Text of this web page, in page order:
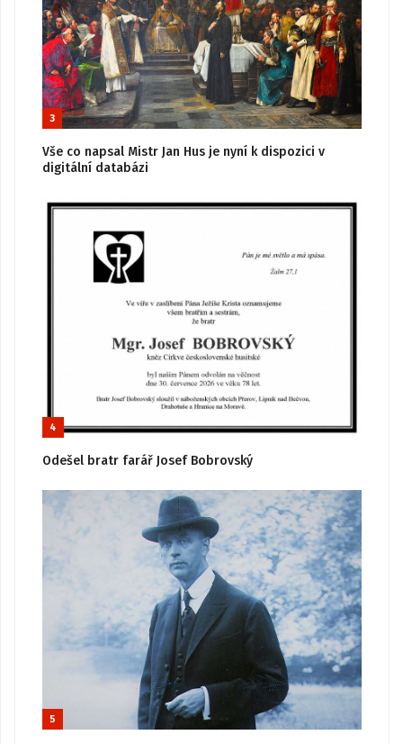
3
Vše co napsal Mistr Jan Hus je nyní k dispozici v
digitální databázi
4
Odešel bratr farář Josef Bobrovský
5